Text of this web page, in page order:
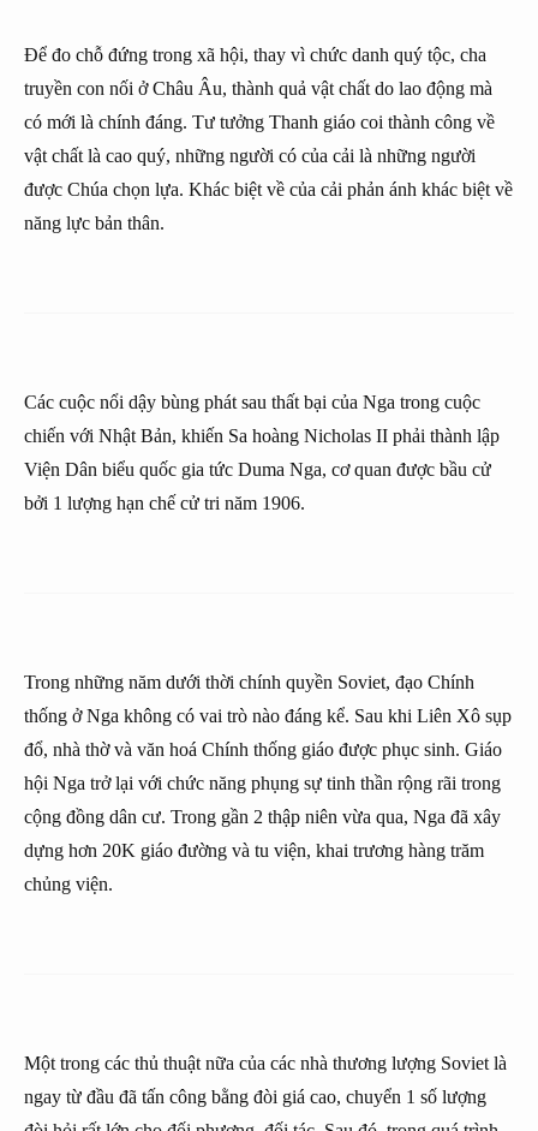
Để đo chỗ đứng trong xã hội, thay vì chức danh quý tộc, cha
truyền con nối ở Châu Âu, thành quả vật chất do lao động mà
có mới là chính đáng. Tư tưởng Thanh giáo coi thành công về
vật chất là cao quý, những người có của cải là những người
được Chúa chọn lựa. Khác biệt về của cải phản ánh khác biệt về
năng lực bản thân.
Các cuộc nổi dậy bùng phát sau thất bại của Nga trong cuộc
chiến với Nhật Bản, khiến Sa hoàng Nicholas II phải thành lập
Viện Dân biểu quốc gia tức Duma Nga, cơ quan được bầu cử
bởi 1 lượng hạn chế cử tri năm 1906.
Trong những năm dưới thời chính quyền Soviet, đạo Chính
thống ở Nga không có vai trò nào đáng kể. Sau khi Liên Xô sụp
đổ, nhà thờ và văn hoá Chính thống giáo được phục sinh. Giáo
hội Nga trở lại với chức năng phụng sự tinh thần rộng rãi trong
cộng đồng dân cư. Trong gần 2 thập niên vừa qua, Nga đã xây
dựng hơn 20K giáo đường và tu viện, khai trương hàng trăm
chủng viện.
Một trong các thủ thuật nữa của các nhà thương lượng Soviet là
ngay từ đầu đã tấn công bằng đòi giá cao, chuyển 1 số lượng